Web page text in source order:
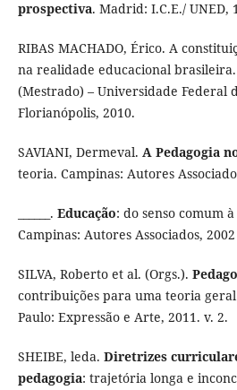
prospectiva. Madrid: I.C.E./ UNED,
RIBAS MACHADO, Érico. A
na realidade educacional brasileira.
(Mestrado) – Universidade Federal
Florianópolis, 2010.
SAVIANI, Dermeval. A Pedagogia
teoria. Campinas: Autores
______. Educação: do senso comum
Campinas: Autores Associados, 2002
SILVA, Roberto et al. (Orgs.).
contribuições para uma teoria geral
Paulo: Expressão e Arte, 2011. v. 2.
SHEIBE, leda. Diretrizes
pedagogia: trajetória longa e